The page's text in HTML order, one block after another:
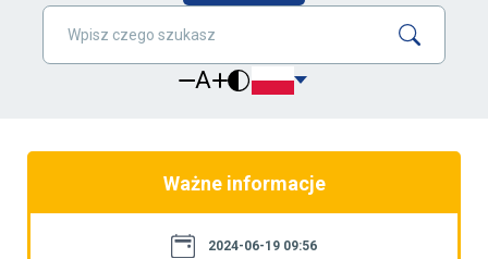
A
Ważne informacje
2024-06-19 09:56